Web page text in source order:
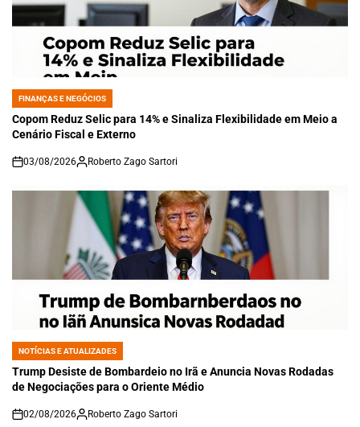
POSTED
IN
FINANÇAS E NEGÓCIOS
Copom Reduz Selic para 14% e Sinaliza Flexibilidade em Meio a
Cenário Fiscal e Externo
on
03/08/2026 Roberto Zago Sartori
POSTED
IN
NOTÍCIAS E ATUALIZADES
Trump Desiste de Bombardeio no Irã e Anuncia Novas Rodadas
de Negociações para o Oriente Médio
on
02/08/2026 Roberto Zago Sartori